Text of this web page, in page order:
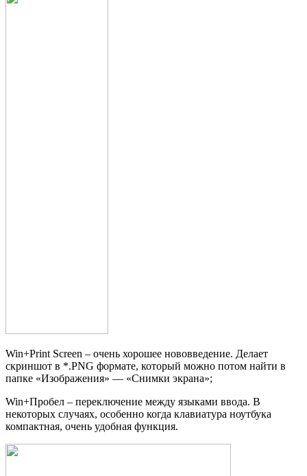
Win+Print Screen – очень хорошее нововведение. Делает
скриншот в *.PNG формате, который можно потом найти в
папке «Изображения» — «Снимки экрана»;
Win+Пробел – переключение между языками ввода. В
некоторых случаях, особенно когда клавиатура ноутбука
компактная, очень удобная функция.